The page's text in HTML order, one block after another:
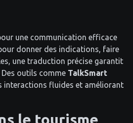
une communication efficace
donner des indications, faire
une traduction précise garantit
outils comme TalkSmart
interactions fluides et améliorant
le tourisme